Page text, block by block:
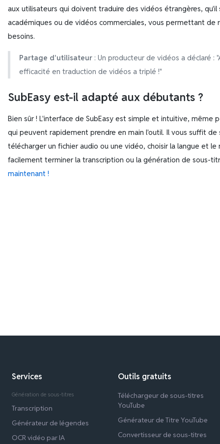
aux utilisateurs qui doivent traduire des vidéos étrangères, qu'il
académiques ou de vidéos commerciales, vous permettant de
besoins.
Partage d'utilisateur: Un producteur de vidéos a déclaré :
efficacité en traduction de vidéos a triplé !"
SubEasy est-il adapté aux débutants ?
Bien sûr ! L'interface de SubEasy est simple et intuitive, même
qui peuvent rapidement prendre en main l'outil. Il vous suffit de
télécharger un fichier audio ou une vidéo, choisir la langue et
facilement terminer la transcription ou la génération de sous-
maintenant !
Services
Génération de sous-titres
Transcription
Générateur de légendes
OCR vidéo par IA
Outils gratuits
Téléchargeur de sous-titres
YouTube
Générateur de Titre YouTube
Convertisseur de sous-titres